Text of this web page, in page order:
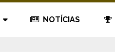
NOTÍCIAS